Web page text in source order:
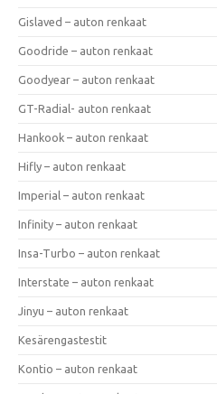
Gislaved – auton renkaat
Goodride – auton renkaat
Goodyear – auton renkaat
GT-Radial- auton renkaat
Hankook – auton renkaat
Hifly – auton renkaat
Imperial – auton renkaat
Infinity – auton renkaat
Insa-Turbo – auton renkaat
Interstate – auton renkaat
Jinyu – auton renkaat
Kesärengastestit
Kontio – auton renkaat